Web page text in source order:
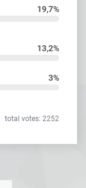
19,7%
13,2%
3%
total votes: 2252